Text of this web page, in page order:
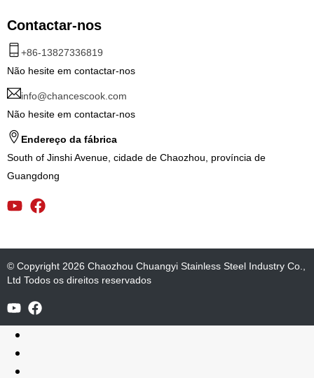
Contactar-nos
+86-13827336819
Não hesite em contactar-nos
info@chancescook.com
Não hesite em contactar-nos
Endereço da fábrica
South of Jinshi Avenue, cidade de Chaozhou, província de
Guangdong
© Copyright 2026 Chaozhou Chuangyi Stainless Steel Industry Co.,
Ltd Todos os direitos reservados